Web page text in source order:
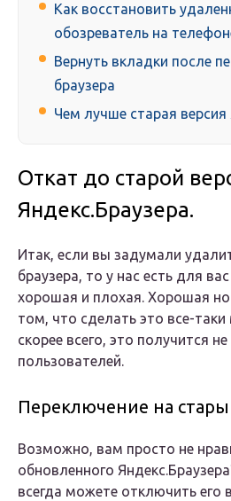
Как восстановить
обозреватель на
Вернуть вкладки после
браузера
Чем лучше старая версия
Откат до старой
Яндекс.Браузера.
Итак, если вы задумали
браузера, то у нас есть для
хорошая и плохая. Хорошая
том, что сделать это все-
скорее всего, это получится не
пользователей.
Переключение на
Возможно, вам просто не
обновленного
всегда можете отключить его